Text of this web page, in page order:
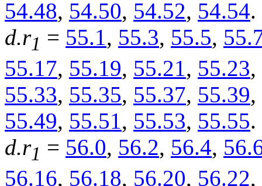
54.48, 54.50, 54.52, 54.54.
d.r1 = 55.1, 55.3, 55.5,
55.17, 55.19, 55.21, 55.23,
55.33, 55.35, 55.37, 55.39,
55.49, 55.51, 55.53, 55.55.
d.r1 = 56.0, 56.2, 56.4,
56.16, 56.18, 56.20, 56.22,